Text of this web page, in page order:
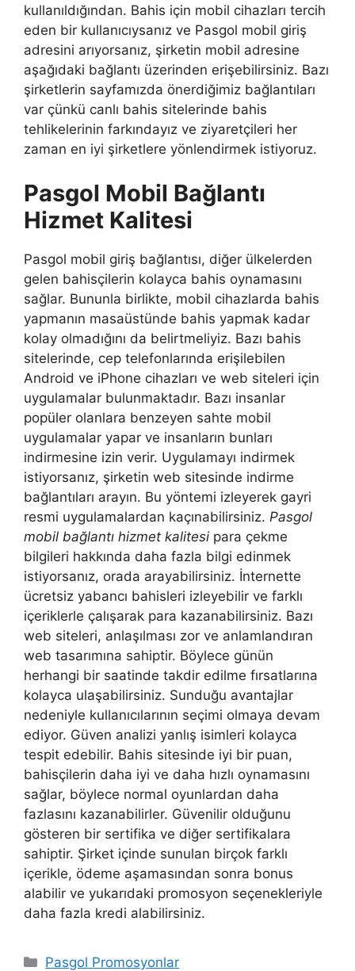
kullanıldığından. Bahis için mobil cihazları tercih
eden bir kullanıcıysanız ve Pasgol mobil giriş
adresini arıyorsanız, şirketin mobil adresine
aşağıdaki bağlantı üzerinden erişebilirsiniz. Bazı
şirketlerin sayfamızda önerdiğimiz bağlantıları
var çünkü canlı bahis sitelerinde bahis
tehlikelerinin farkındayız ve ziyaretçileri her
zaman en iyi şirketlere yönlendirmek istiyoruz.
Pasgol Mobil Bağlantı
Hizmet Kalitesi
Pasgol mobil giriş bağlantısı, diğer ülkelerden
gelen bahisçilerin kolayca bahis oynamasını
sağlar. Bununla birlikte, mobil cihazlarda bahis
yapmanın masaüstünde bahis yapmak kadar
kolay olmadığını da belirtmeliyiz. Bazı bahis
sitelerinde, cep telefonlarında erişilebilen
Android ve iPhone cihazları ve web siteleri için
uygulamalar bulunmaktadır. Bazı insanlar
popüler olanlara benzeyen sahte mobil
uygulamalar yapar ve insanların bunları
indirmesine izin verir. Uygulamayı indirmek
istiyorsanız, şirketin web sitesinde indirme
bağlantıları arayın. Bu yöntemi izleyerek gayri
resmi uygulamalardan kaçınabilirsiniz. Pasgol
mobil bağlantı hizmet kalitesi para çekme
bilgileri hakkında daha fazla bilgi edinmek
istiyorsanız, orada arayabilirsiniz. İnternette
ücretsiz yabancı bahisleri izleyebilir ve farklı
içeriklerle çalışarak para kazanabilirsiniz. Bazı
web siteleri, anlaşılması zor ve anlamlandıran
web tasarımına sahiptir. Böylece günün
herhangi bir saatinde takdir edilme fırsatlarına
kolayca ulaşabilirsiniz. Sunduğu avantajlar
nedeniyle kullanıcılarının seçimi olmaya devam
ediyor. Güven analizi yanlış isimleri kolayca
tespit edebilir. Bahis sitesinde iyi bir puan,
bahisçilerin daha iyi ve daha hızlı oynamasını
sağlar, böylece normal oyunlardan daha
fazlasını kazanabilirler. Güvenilir olduğunu
gösteren bir sertifika ve diğer sertifikalara
sahiptir. Şirket içinde sunulan birçok farklı
içerikle, ödeme aşamasından sonra bonus
alabilir ve yukarıdaki promosyon seçenekleriyle
daha fazla kredi alabilirsiniz.
Kategoriler
Pasgol Promosyonlar